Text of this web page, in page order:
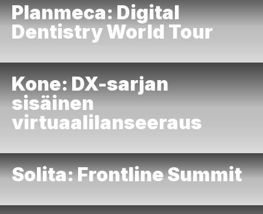
Planmeca: Digital
Dentistry World Tour
Kone: DX-sarjan
sisäinen
virtuaalilanseeraus
Solita: Frontline Summit